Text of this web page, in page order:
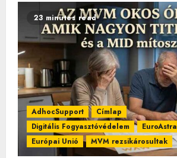
23 minutes read
AdhocSupport
Címlap
Digitális Fogyasztóvédelem
EuroAstra
Európai Unió
MVM rezsikárosultak